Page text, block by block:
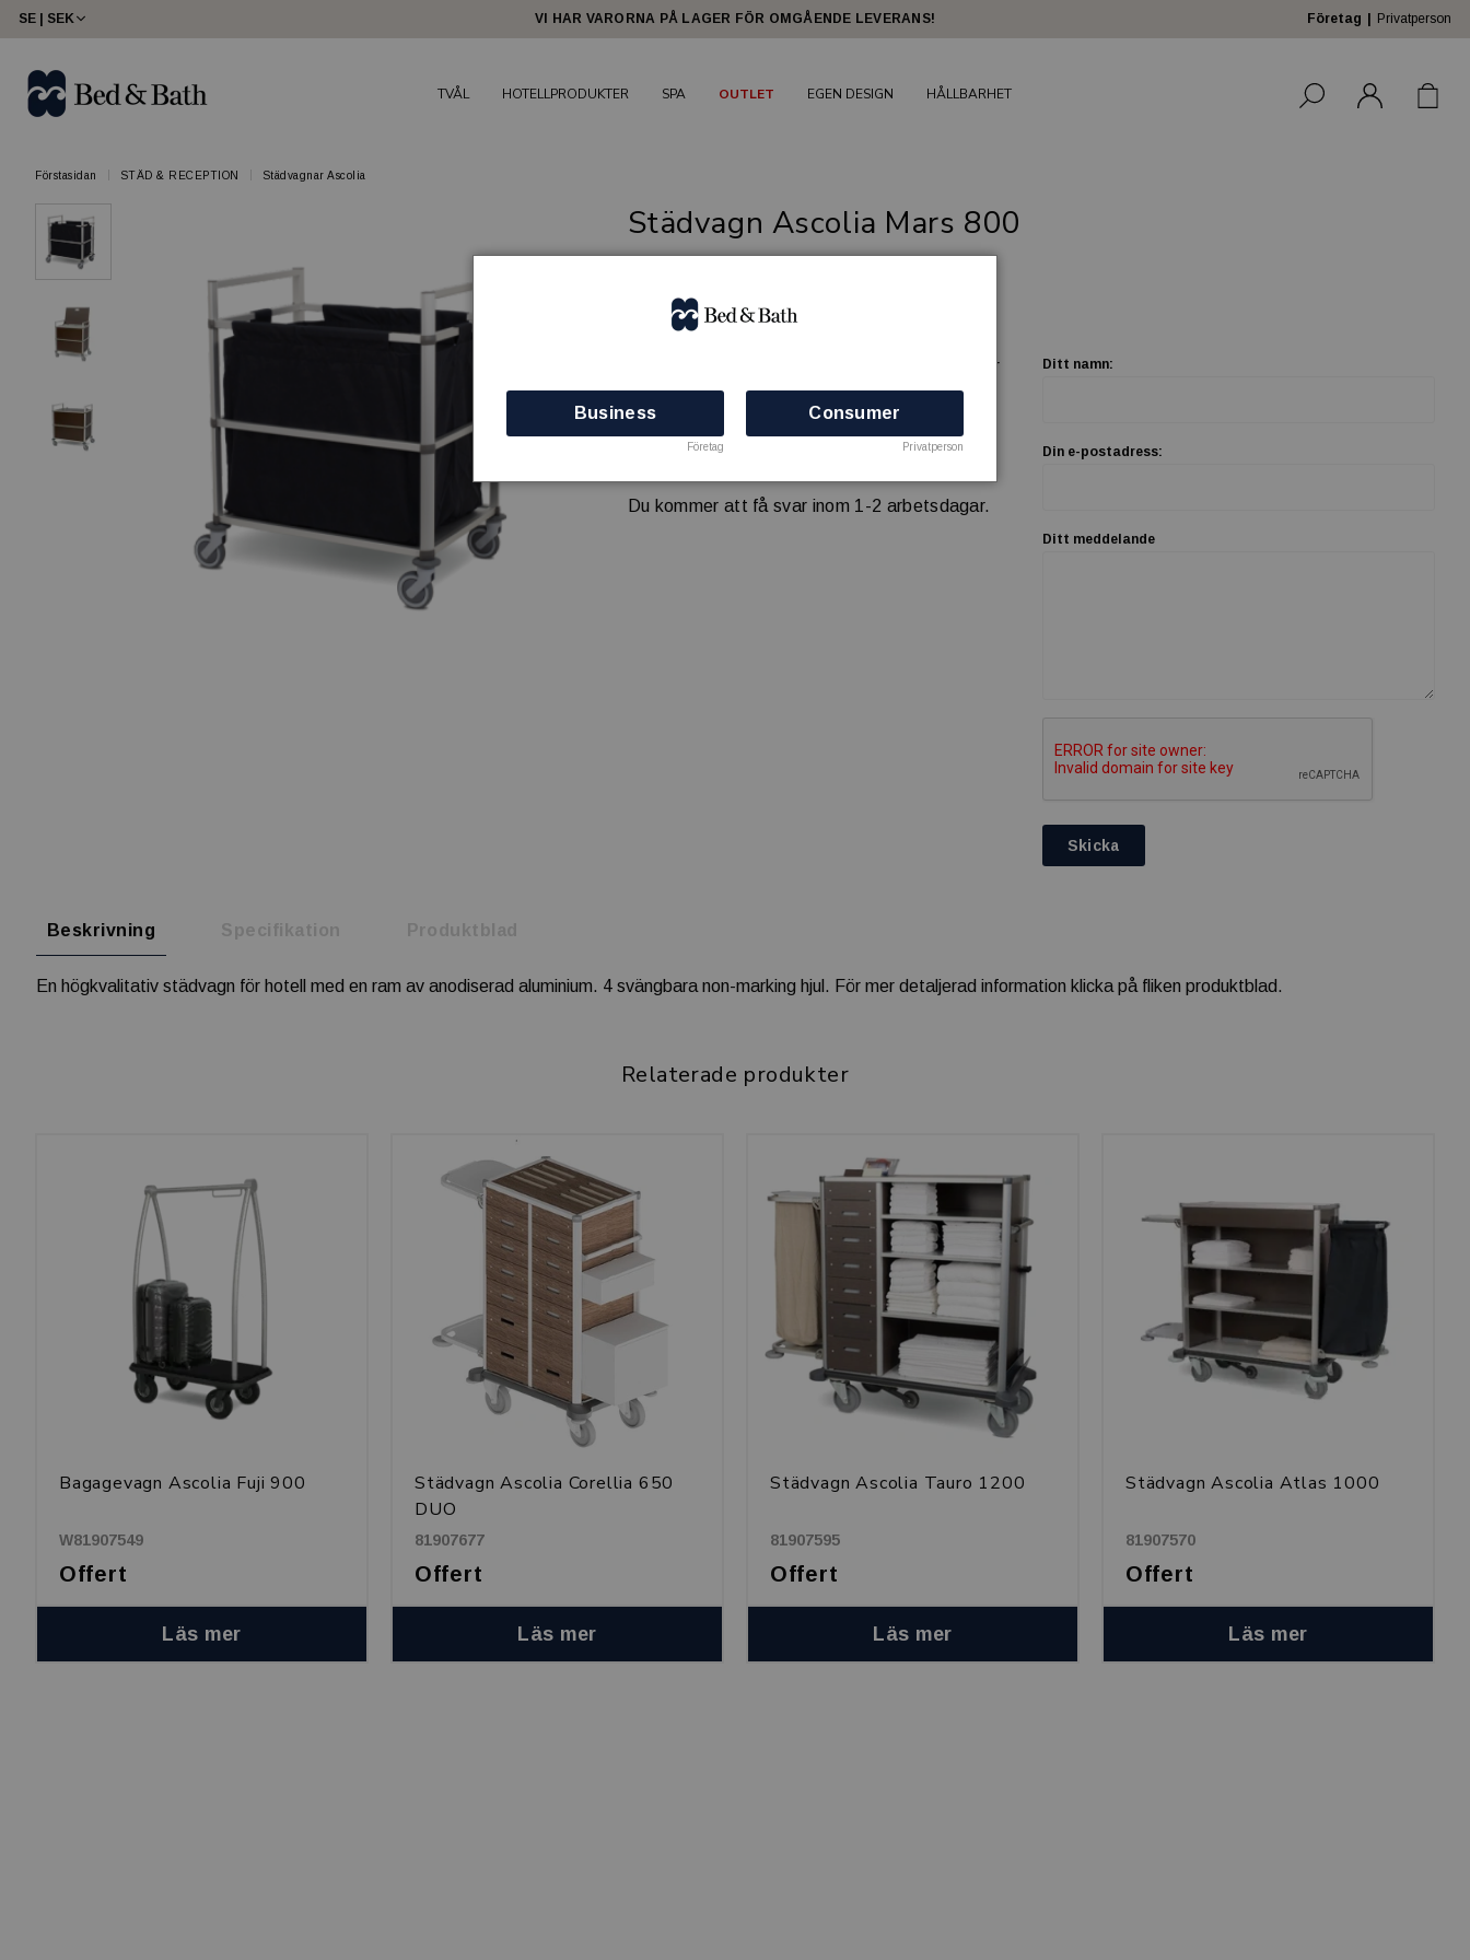
SE | SEK Företag Privatperson
VI HAR VARORNA PÅ LAGER FÖR OMGÅENDE LEVERANS!
TVÅL HOTELLPRODUKTER SPA OUTLET EGEN DESIGN HÅLLBARHET
Förstasidan STÄD & RECEPTION Städvagnar Ascolia
Städvagn Ascolia Mars 800
BED & BATH
Artikelnr: 81907501
Kontakta oss gärna om du vill ha en offert eller
ytterligare information.
Önskar du skicka ett mail –
Du kommer att få svar inom 1-2 arbetsdagar.
Ditt namn:
Din e-postadress:
Ditt meddelande
Skicka
Beskrivning Specifikation Produktblad
En högkvalitativ städvagn för hotell med en ram av anodiserad aluminium. 4 svängbara non-marking hjul. För mer detaljerad information klicka på fliken produktblad.
Relaterade produkter
Bagagevagn Ascolia Fuji 900
W81907549
Offert
Läs mer
Städvagn Ascolia Corellia 650
DUO
81907677
Offert
Läs mer
Städvagn Ascolia Tauro 1200
81907595
Offert
Läs mer
Städvagn Ascolia Atlas 1000
81907570
Offert
Läs mer
Business
Företag
Consumer
Privatperson